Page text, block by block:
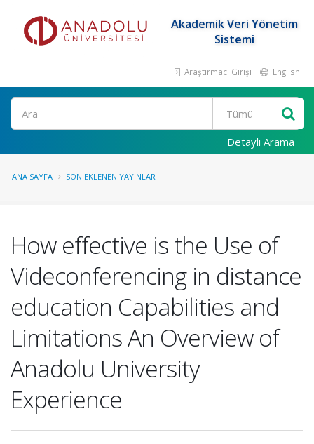
Akademik Veri Yönetim
Sistemi
Araştırmacı Girişi English
Ara
Detaylı Arama
ANA SAYFA SON EKLENEN YAYINLAR
How effective is the Use of
Videconferencing in distance
education Capabilities and
Limitations An Overview of
Anadolu University
Experience